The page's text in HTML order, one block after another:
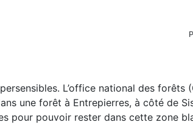
refusée
L’office national des forêts
une forêt à Entrepierres, à côté de
pour pouvoir rester dans cette zone